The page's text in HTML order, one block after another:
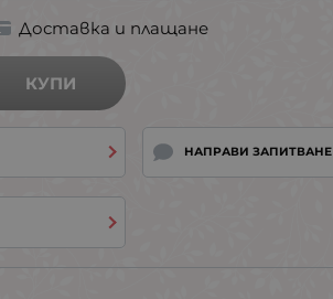
Доставка и плащане
КУПИ
НАПРАВИ ЗАПИТВАНЕ